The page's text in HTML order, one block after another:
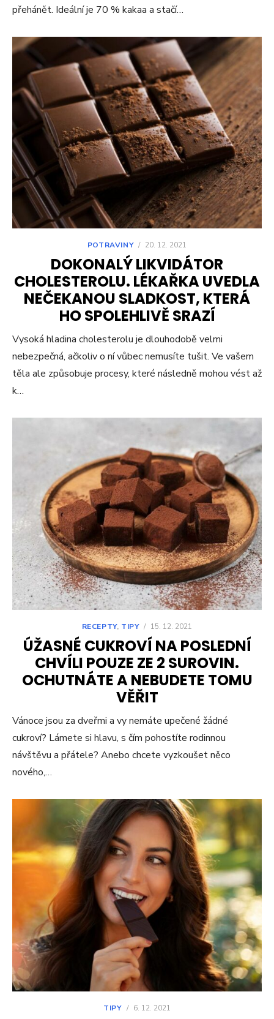
přehánět. Ideální je 70 % kakaa a stačí…
POTRAVINY / 20. 12. 2021
DOKONALÝ LIKVIDÁTOR
CHOLESTEROLU. LÉKAŘKA UVEDLA
NEČEKANOU SLADKOST, KTERÁ
HO SPOLEHLIVĚ SRAZÍ
Vysoká hladina cholesterolu je dlouhodobě velmi
nebezpečná, ačkoliv o ní vůbec nemusíte tušit. Ve vašem
těla ale způsobuje procesy, které následně mohou vést až
k…
RECEPTY, TIPY / 15. 12. 2021
ÚŽASNÉ CUKROVÍ NA POSLEDNÍ
CHVÍLI POUZE ZE 2 SUROVIN.
OCHUTNÁTE A NEBUDETE TOMU
VĚŘIT
Vánoce jsou za dveřmi a vy nemáte upečené žádné
cukroví? Lámete si hlavu, s čím pohostíte rodinnou
návštěvu a přátele? Anebo chcete vyzkoušet něco
nového,…
TIPY / 6. 12. 2021